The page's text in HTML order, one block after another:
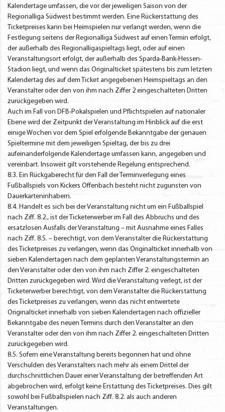
Kalendertage umfassen, die vor der jeweiligen Saison von der
Regionalliga Südwest bestimmt werden. Eine Rückerstattung des
Ticketpreises kann bei Heimspielen nur verlangt werden, wenn die
Festlegung seitens der Regionalliga Südwest auf einen Termin erfolgt,
der außerhalb des Regionalligaspieltags liegt, oder auf einen
Veranstaltungsort erfolgt, der außerhalb des Sparda-Bank-Hessen-
Stadion liegt, und wenn das Originalticket spätestens bis zum letzten
Kalendertag des auf dem Ticket angegebenen Heimspieltags an den
Veranstalter oder den von ihm nach Ziffer 2 eingeschalteten Dritten
zurückgegeben wird.
Auch im Fall von DFB-Pokalspielen und Pflichtspielen auf nationaler
Ebene wird der Zeitpunkt der Veranstaltung im Hinblick auf die erst
einige Wochen vor dem Spiel erfolgende Bekanntgabe der genauen
Spieltermine mit dem jeweiligen Spieltag, der bis zu drei
aufeinanderfolgende Kalendertage umfassen kann, angegeben und
vereinbart. Insoweit gilt vorstehende Regelung entsprechend.
8.3. Ein Rückgaberecht für den Fall der Terminverlegung eines
Fußballspiels von Kickers Offenbach besteht nicht zugunsten von
Dauerkarteninhabern.
8.4. Handelt es sich bei der Veranstaltung nicht um ein Fußballspiel
nach Ziff. 8.2., ist der Ticketerwerber im Fall des Abbruchs und des
ersatzlosen Ausfalls der Veranstaltung – mit Ausnahme eines Falles
nach Ziff. 8.5. – berechtigt, von dem Veranstalter die Rückerstattung
des Ticketpreises zu verlangen, wenn das Originalticket innerhalb von
sieben Kalendertagen nach dem geplanten Veranstaltungstermin an
den Veranstalter oder den von ihm nach Ziffer 2. eingeschalteten
Dritten zurückgegeben wird. Wird die Veranstaltung verlegt, ist der
Ticketerwerber berechtigt, von dem Veranstalter die Rückerstattung
des Ticketpreises zu verlangen, wenn das nicht entwertete
Originalticket innerhalb von sieben Kalendertagen nach offizieller
Bekanntgabe des neuen Termins durch den Veranstalter an den
Veranstalter oder den von ihm nach Ziffer 2. eingeschalteten Dritten
zurückgegeben wird.
8.5. Sofern eine Veranstaltung bereits begonnen hat und ohne
Verschulden des Veranstalters nach mehr als einem Drittel der
durchschnittlichen Dauer einer Veranstaltung der betreffenden Art
abgebrochen wird, erfolgt keine Erstattung des Ticketpreises. Dies gilt
sowohl bei Fußballspielen nach Ziff. 8.2. als auch anderen
Veranstaltungen.